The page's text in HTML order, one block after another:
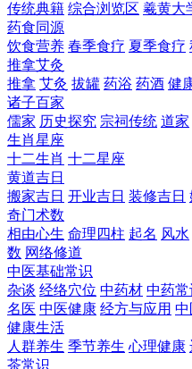
传统典籍 综合浏览区 羲黄大
药食同源
饮食营养 春季食疗 夏季食疗
推拿艾灸
推拿 艾灸 拔罐 药浴 药酒 健
诸子百家
儒家 历史探究 宗祠传统 道家
生肖星座
十二生肖 十二星座
黄道吉日
搬家吉日 开业吉日 装修吉日
奇门术数
相由心生 命理四柱 起名 风水
数 网络修道
中医基础常识
杂谈 经络穴位 中药材 中药常
名医 中医健康 经方与应用 中
健康生活
人群养生 季节养生 心理健康
茶常识